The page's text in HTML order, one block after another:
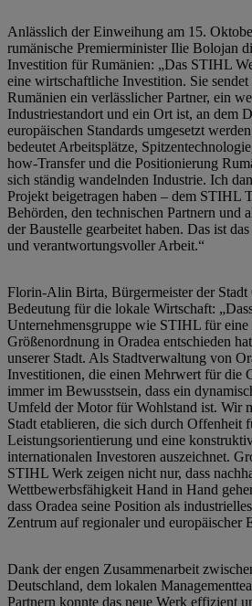
Anlässlich der Einweihung am 15.
rumänische Premierminister Ilie Bolojan
Investition für Rumänien: „Das STIHL
eine wirtschaftliche Investition. Sie sendet
Rumänien ein verlässlicher Partner, ein
Industriestandort und ein Ort ist, an dem
europäischen Standards umgesetzt
bedeutet Arbeitsplätze,
how-Transfer und die Positionierung
sich ständig wandelnden Industrie. Ich
Projekt beigetragen haben – dem STIHL
Behörden, den technischen Partnern und
der Baustelle gearbeitet haben. Das ist
und verantwortungsvoller Arbeit.“
Florin-Alin Birta, Bürgermeister der Stadt
Bedeutung für die lokale Wirtschaft:
Unternehmensgruppe wie STIHL für eine
Größenordnung in Oradea entschieden
unserer Stadt. Als Stadtverwaltung von
Investitionen, die einen Mehrwert für die
immer im Bewusstsein, dass ein
Umfeld der Motor für Wohlstand ist. Wir
Stadt etablieren, die sich durch Offenheit
Leistungsorientierung und eine
internationalen Investoren auszeichnet.
STIHL Werk zeigen nicht nur, dass
Wettbewerbsfähigkeit Hand in Hand
dass Oradea seine Position als
Zentrum auf regionaler und europäischer
Dank der engen Zusammenarbeit
Deutschland, dem lokalen
Partnern konnte das neue Werk effizient